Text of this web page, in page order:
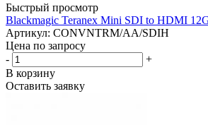
Быстрый просмотр
Blackmagic Teranex Mini SDI to HDMI
Артикул: CONVNTRM/AA/SDIH
Цена по запросу
-
+
В корзину
Оставить заявку